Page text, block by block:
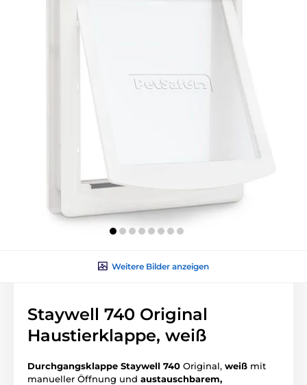
Weitere Bilder anzeigen
Staywell 740 Original
Haustierklappe, weiß
Durchgangsklappe Staywell 740 Original, weiß mit
manueller Öffnung und austauschbarem,